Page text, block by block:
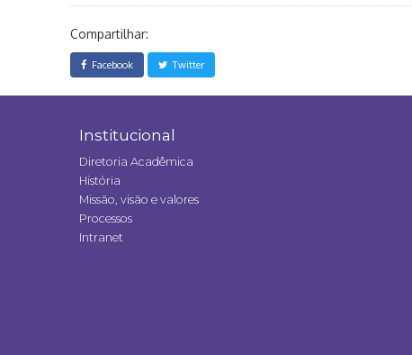
Compartilhar:
Facebook Twitter
Institucional
Diretoria Acadêmica
História
Missão, visão e valores
Processos
Intranet